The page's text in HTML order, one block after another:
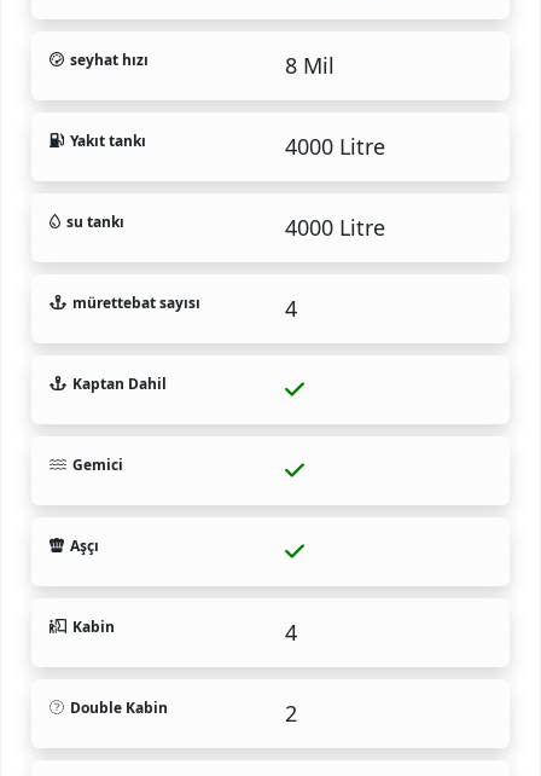
seyhat hızı 8 Mil
Yakıt tankı 4000 Litre
su tankı 4000 Litre
mürettebat sayısı 4
Kaptan Dahil
Gemici
Aşçı
Kabin 4
Double Kabin 2